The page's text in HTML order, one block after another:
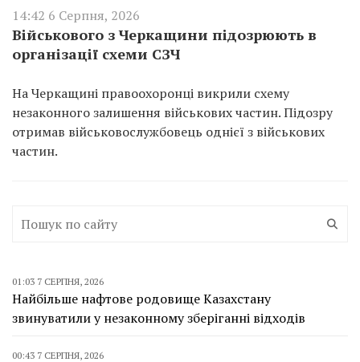
14:42 6 Серпня, 2026
Військового з Черкащини підозрюють в
організації схеми СЗЧ
На Черкащині правоохоронці викрили схему
незаконного залишення військових частин. Підозру
отримав військовослужбовець однієї з військових
частин.
01:03 7 СЕРПНЯ, 2026
Найбільше нафтове родовище Казахстану
звинуватили у незаконному зберіганні відходів
00:43 7 СЕРПНЯ, 2026